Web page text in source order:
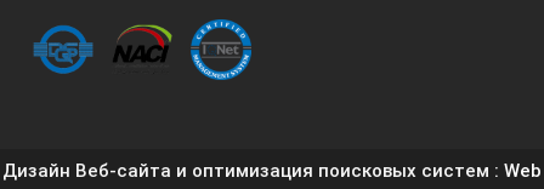
Дизайн Веб-сайта и оптимизация поисковых систем : Web